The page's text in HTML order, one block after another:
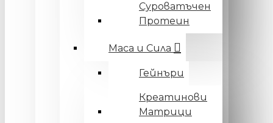
Суроватъчен
Протеин
Маса и Сила
Гейнъри
Креатинови
Матрици